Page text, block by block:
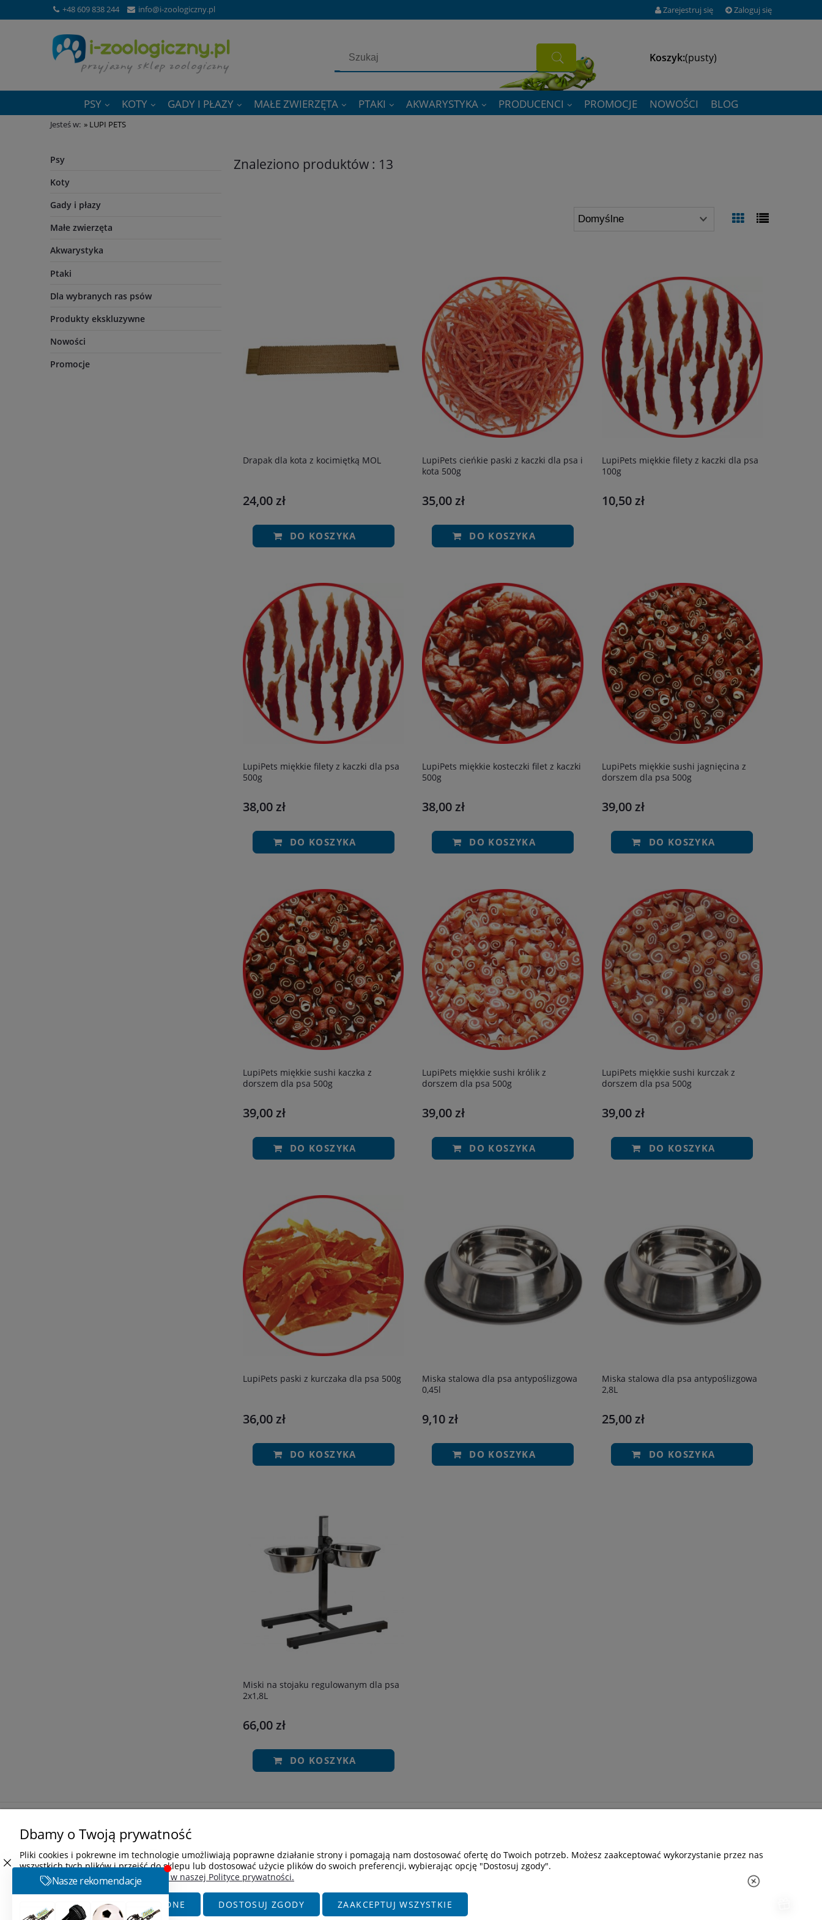
+48 609 838 244 info@i-zoologiczny.pl Zarejestruj się Zaloguj się
Koszyk:(pusty)
PSY KOTY GADY I PŁAZY MAŁE ZWIERZĘTA PTAKI AKWARYSTYKA PRODUCENCI PROMOCJE NOWOŚCI BLOG
Jesteś w: » LUPI PETS
Psy
Koty
Gady i płazy
Małe zwierzęta
Akwarystyka
Ptaki
Dla wybranych ras psów
Produkty ekskluzywne
Nowości
Promocje
Znaleziono produktów : 13
Drapak dla kota z kocimiętką MOL
24,00 zł
DO KOSZYKA
LupiPets cieńkie paski z kaczki dla psa i
kota 500g
35,00 zł
DO KOSZYKA
LupiPets miękkie filety z kaczki dla psa
100g
10,50 zł
LupiPets miękkie filety z kaczki dla psa
500g
38,00 zł
DO KOSZYKA
LupiPets miękkie kosteczki filet z kaczki
500g
38,00 zł
DO KOSZYKA
LupiPets miękkie sushi jagnięcina z
dorszem dla psa 500g
39,00 zł
DO KOSZYKA
LupiPets miękkie sushi kaczka z
dorszem dla psa 500g
39,00 zł
DO KOSZYKA
LupiPets miękkie sushi królik z
dorszem dla psa 500g
39,00 zł
DO KOSZYKA
LupiPets miękkie sushi kurczak z
dorszem dla psa 500g
39,00 zł
DO KOSZYKA
LupiPets paski z kurczaka dla psa 500g
36,00 zł
DO KOSZYKA
Miska stalowa dla psa antypoślizgowa
0,45l
9,10 zł
DO KOSZYKA
Miska stalowa dla psa antypoślizgowa
2,8L
25,00 zł
DO KOSZYKA
Miski na stojaku regulowanym dla psa
2x1,8L
66,00 zł
DO KOSZYKA
Czas realizacji zamówienia
Formy płatności
Koszt dostawy
Reklamacje i zwroty
Regulamin zakupów
Polityka prywatności
Jak kupować?
O nas
info@i-zoologiczny.pl
Dbamy o Twoją prywatność
Pliki cookies i pokrewne im technologie umożliwiają poprawne działanie strony i pomagają nam dostosować ofertę do Twoich potrzeb. Możesz zaakceptować wykorzystanie przez nas
wszystkich tych plików i przejść do sklepu lub dostosować użycie plików do swoich preferencji, wybierając opcję "Dostosuj zgody".
Więcej o plikach cookies przeczytasz w naszej Polityce prywatności.
ZAAKCEPTUJ TYLKO NIEZBĘDNE DOSTOSUJ ZGODY ZAAKCEPTUJ WSZYSTKIE